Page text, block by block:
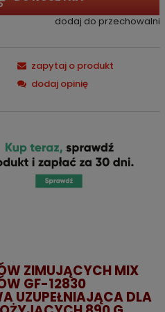
dodaj do przechowalni
zapytaj o produkt
dodaj opinię
ZIMUJĄCYCH MIX
GF-12830
UZUPEŁNIAJĄCA DLA